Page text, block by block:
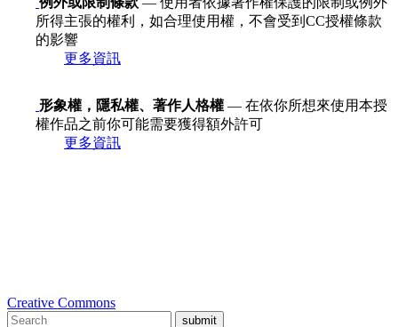
所得主張的權利，如合理使用權，不會受到CC授權條款
的影響
更多資訊
形象權，隱私權、著作人格權 — 在依你所想來使用本授
權作品之前你可能需要獲得額外許可
更多資訊
Creative Commons
submit